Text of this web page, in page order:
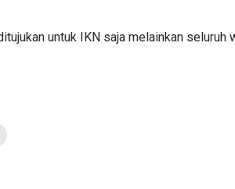
untuk IKN saja melainkan seluruh